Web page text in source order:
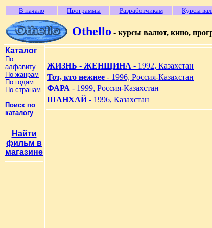
В начало Программы Разработчикам Курсы
Othello - курсы валют, кино,
Каталог
По
алфавиту
По жанрам
По годам
По странам
Поиск по
каталогу
Найти
фильм в
магазине
ЖИЗНЬ - ЖЕНЩИНА - 1992, Казахстан
Тот, кто нежнее - 1996, Россия-Казахстан
ФАРА - 1999, Россия-Казахстан
ШАНХАЙ- 1996, Казахстан